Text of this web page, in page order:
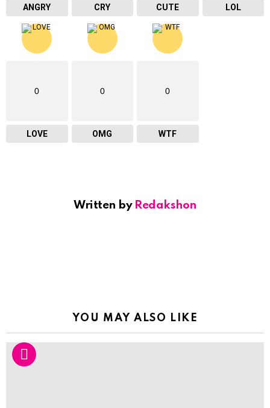
ANGRY CRY CUTE LOL
0
LOVE
0
OMG
0
WTF
Written by Redakshon
YOU MAY ALSO LIKE